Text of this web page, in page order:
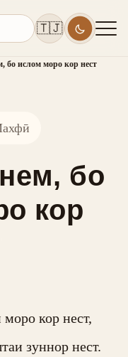
🇹🇯
бо ислом моро кор нест
бо
кор
кор нест,
зуннор нест.